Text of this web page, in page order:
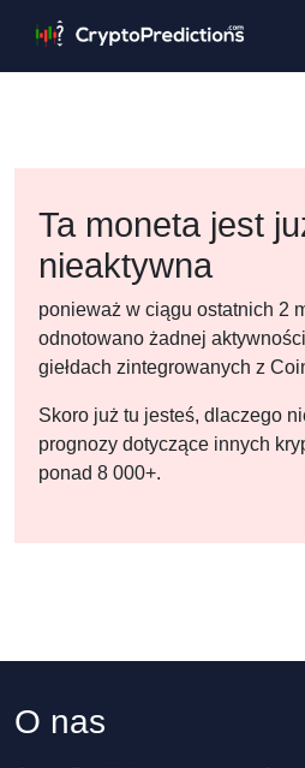
Ta moneta jest
nieaktywna
ponieważ w ciągu ostatnich 2
odnotowano żadnej
giełdach zintegrowanych z
Skoro już tu jesteś, dlaczego
prognozy dotyczące innych
ponad 8 000+.
O nas